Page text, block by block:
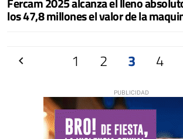
los 47,8 millones el valor de la
1 2 3 4